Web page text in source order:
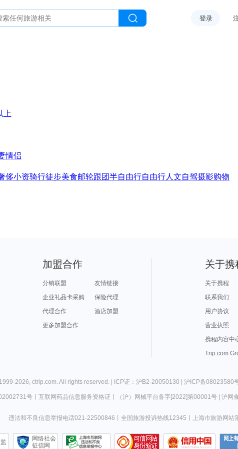
登录
上
情侣
侈小资骑行徒步美食邮轮跟团半自由行自由行人文自驾摄影购物
加盟合作
分销联盟
友情链接
企业礼品卡采购
保险代理
代理合作
酒店加盟
更多加盟合作
关于携
关于携程
联系我们
用户协议
营业执照
携程内容中
Trip.com
2026, ctrip.com. All rights reserved. | ICP证：沪B2-20050130 | 沪ICP备08023580
号丨 互联网药品信息服务资格证 （沪）网械平台备字[2022]第00001号| 沪网
违法和不良信息举报电话021-22500846 全国旅游投诉热线12345 上海市旅游网
网络社会
征信网